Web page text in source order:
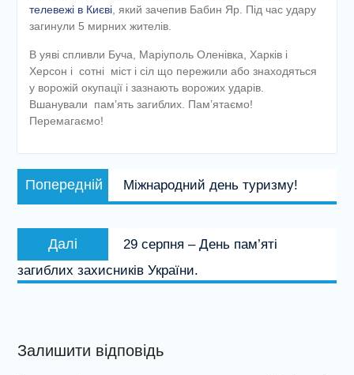
телевежі в Києві, який зачепив Бабин Яр. Під час удару
загинули 5 мирних жителів.
В уяві спливли Буча, Маріуполь Оленівка, Харків і
Херсон і сотні міст і сіл що пережили або знаходяться
у ворожій окупації і зазнають ворожих ударів.
Вшанували пам’ять загиблих. Пам’ятаємо!
Перемагаємо!
Навігація
записів
Попередній
запис:
Міжнародний день туризму!
Далі
запис:
29 серпня – День пам’яті
загиблих захисників України.
Залишити відповідь